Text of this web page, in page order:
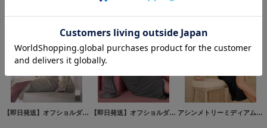
【即日発送】オフショルダー/ベアトップ/バルーンスリーブ/シャーリング/シフォン/ラメ生地/ドッキング/タイト/スリット/ミディアムドレス/キャバドレス【S-Mサイズ/2カラー】[OF01]【SB】dzqFV 【即日発送】オフショルダー/ベアトップ/バルーンスリーブ/シャーリング/シフォン/ラメ生地/ドッキング/タイト/スリット/ミディアムドレス/キャバドレス【S-Mサイズ/2カラー】[OF01]【SB】dzqFV アシンメトリーミディアムラメドレス/キャバドレス【S-Lサイズ/2カラー】[OF03] 【IM】dzq